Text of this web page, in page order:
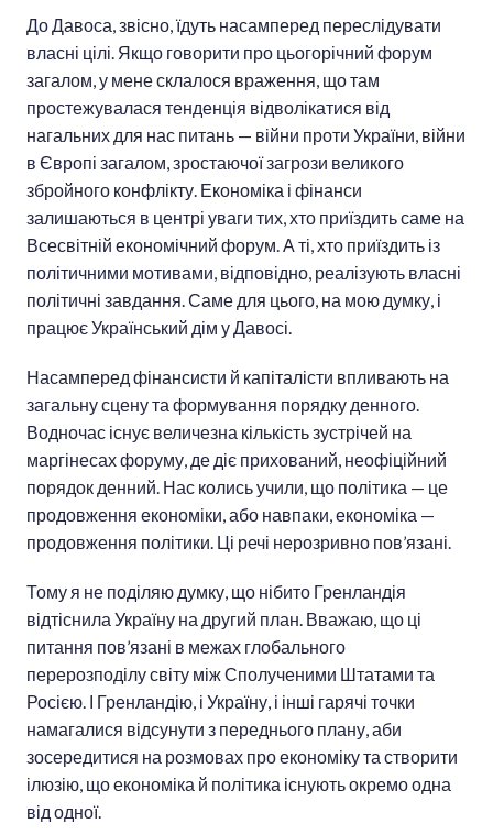
До Давоса, звісно, їдуть насамперед переслідувати
власні цілі. Якщо говорити про цьогорічний форум
загалом, у мене склалося враження, що там
простежувалася тенденція відволікатися від
нагальних для нас питань — війни проти України, війни
в Європі загалом, зростаючої загрози великого
збройного конфлікту. Економіка і фінанси
залишаються в центрі уваги тих, хто приїздить саме на
Всесвітній економічний форум. А ті, хто приїздить із
політичними мотивами, відповідно, реалізують власні
політичні завдання. Саме для цього, на мою думку, і
працює Український дім у Давосі.
Насамперед фінансисти й капіталісти впливають на
загальну сцену та формування порядку денного.
Водночас існує величезна кількість зустрічей на
маргінесах форуму, де діє прихований, неофіційний
порядок денний. Нас колись учили, що політика — це
продовження економіки, або навпаки, економіка —
продовження політики. Ці речі нерозривно пов’язані.
Тому я не поділяю думку, що нібито Гренландія
відтіснила Україну на другий план. Вважаю, що ці
питання пов’язані в межах глобального
перерозподілу світу між Сполученими Штатами та
Росією. І Гренландію, і Україну, і інші гарячі точки
намагалися відсунути з переднього плану, аби
зосередитися на розмовах про економіку та створити
ілюзію, що економіка й політика існують окремо одна
від одної.